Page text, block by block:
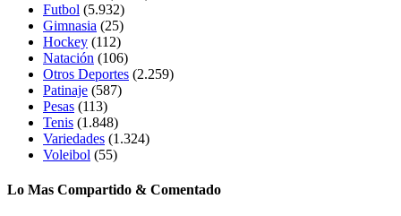
Futbol (5.932)
Gimnasia (25)
Hockey (112)
Natación (106)
Otros Deportes (2.259)
Patinaje (587)
Pesas (113)
Tenis (1.848)
Variedades (1.324)
Voleibol (55)
Lo Mas Compartido & Comentado